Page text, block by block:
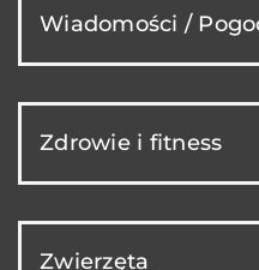
Wiadomości /
Zdrowie i fitness
Zwierzęta